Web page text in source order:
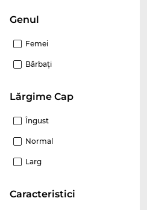
Genul
Femei
Bărbaţi
Lărgime Cap
Îngust
Normal
Larg
Caracteristici